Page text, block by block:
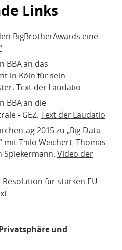
Links
BigBrotherAwards eine
BBA an das
in Köln für sein
Text der Laudatio
BBA an die
- GEZ. Text der Laudatio
2015 zu „Big Data –
mit Thilo Weichert, Thomas
Spiekermann. Video der
Resolution für starken EU-
und